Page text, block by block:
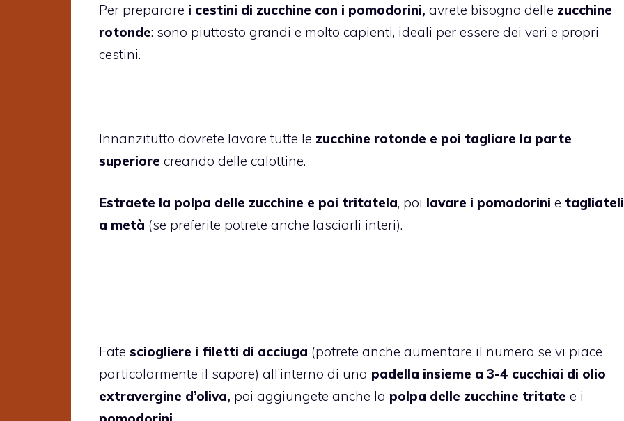
Per preparare i cestini di zucchine con i pomodorini, avrete bisogno delle zucchine
rotonde: sono piuttosto grandi e molto capienti, ideali per essere dei veri e propri
cestini.
Innanzitutto dovrete lavare tutte le zucchine rotonde e poi tagliare la parte
superiore creando delle calottine.
Estraete la polpa delle zucchine e poi tritatela, poi lavare i pomodorini e tagliateli
a metà (se preferite potrete anche lasciarli interi).
Fate sciogliere i filetti di acciuga (potrete anche aumentare il numero se vi piace
particolarmente il sapore) all’interno di una padella insieme a 3-4 cucchiai di olio
extravergine d’oliva, poi aggiungete anche la polpa delle zucchine tritate e i